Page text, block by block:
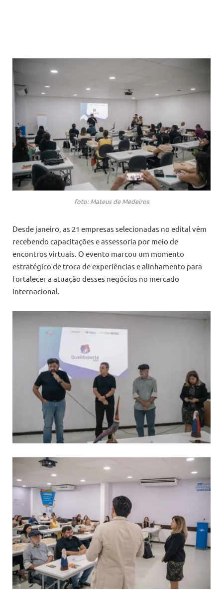
foto: Mateus de Medeiros
Desde janeiro, as 21 empresas selecionadas no edital vêm
recebendo capacitações e assessoria por meio de
encontros virtuais. O evento marcou um momento
estratégico de troca de experiências e alinhamento para
fortalecer a atuação desses negócios no mercado
internacional.